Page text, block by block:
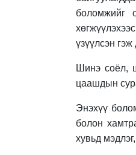
боломжийг
үзүүлсэн
Шинэ соёл,
цаашдын
Энэхүү
болон
хувьд